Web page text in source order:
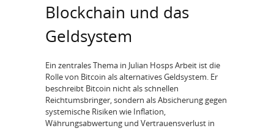
Blockchain und das
Geldsystem
Ein zentrales Thema in Julian Hosps Arbeit ist die
Rolle von Bitcoin als alternatives Geldsystem. Er
beschreibt Bitcoin nicht als schnellen
Reichtumsbringer, sondern als Absicherung gegen
systemische Risiken wie Inflation,
Währungsabwertung und Vertrauensverlust in